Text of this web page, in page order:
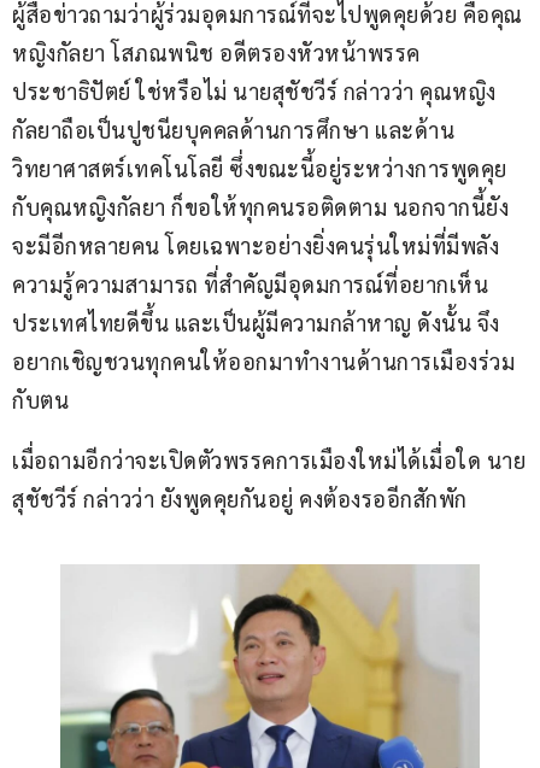
ผู้สื่อข่าวถามว่าผู้ร่วมอุดมการณ์ที่จะไปพูดคุยด้วย คือคุณ
หญิงกัลยา โสภณพนิช อดีตรองหัวหน้าพรรค
ประชาธิปัตย์ ใช่หรือไม่ นายสุชัชวีร์ กล่าวว่า คุณหญิง
กัลยาถือเป็นปูชนียบุคคลด้านการศึกษา และด้าน
วิทยาศาสตร์เทคโนโลยี ซึ่งขณะนี้อยู่ระหว่างการพูดคุย
กับคุณหญิงกัลยา ก็ขอให้ทุกคนรอติดตาม นอกจากนี้ยัง
จะมีอีกหลายคน โดยเฉพาะอย่างยิ่งคนรุ่นใหม่ที่มีพลัง
ความรู้ความสามารถ ที่สำคัญมีอุดมการณ์ที่อยากเห็น
ประเทศไทยดีขึ้น และเป็นผู้มีความกล้าหาญ ดังนั้น จึง
อยากเชิญชวนทุกคนให้ออกมาทำงานด้านการเมืองร่วม
กับตน
เมื่อถามอีกว่าจะเปิดตัวพรรคการเมืองใหม่ได้เมื่อใด นาย
สุชัชวีร์ กล่าวว่า ยังพูดคุยกันอยู่ คงต้องรออีกสักพัก